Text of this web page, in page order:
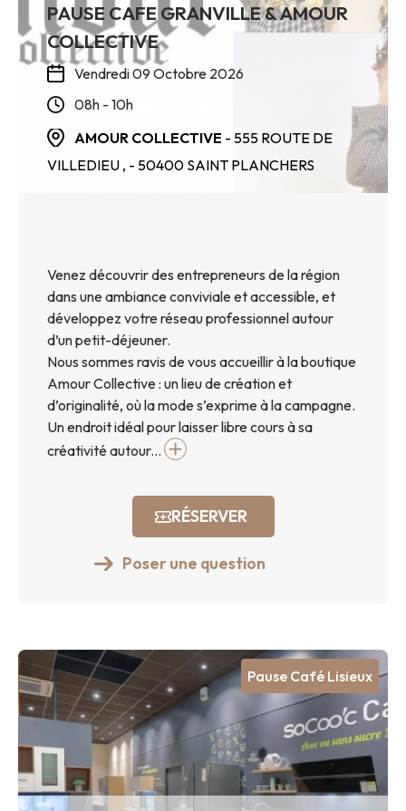
PAUSE CAFE GRANVILLE & AMOUR
COLLECTIVE
Vendredi 09 Octobre 2026
08h - 10h
AMOUR COLLECTIVE - 555 ROUTE DE
VILLEDIEU , - 50400 SAINT PLANCHERS
Venez découvrir des entrepreneurs de la région
dans une ambiance conviviale et accessible, et
développez votre réseau professionnel autour
d’un petit-déjeuner.
Nous sommes ravis de vous accueillir à la boutique
Amour Collective : un lieu de création et
d’originalité, où la mode s’exprime à la campagne.
Un endroit idéal pour laisser libre cours à sa
créativité autour...
RÉSERVER
Poser une question
Pause Café Lisieux